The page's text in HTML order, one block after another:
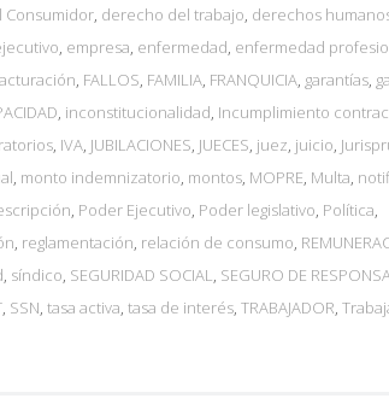
Consumidor, derecho del trabajo, derechos
, empresa, enfermedad, enfermedad
, FALLOS, FAMILIA, FRANQUICIA, garantías,
, inconstitucionalidad, Incumplimiento
, IVA, JUBILACIONES, JUECES, juez, juicio,
, monto indemnizatorio, montos, MOPRE, Multa,
, Poder Ejecutivo, Poder legislativo, Política,
, reglamentación, relación de consumo,
, síndico, SEGURIDAD SOCIAL, SEGURO DE
, SSN, tasa activa, tasa de interés, TRABAJADOR,